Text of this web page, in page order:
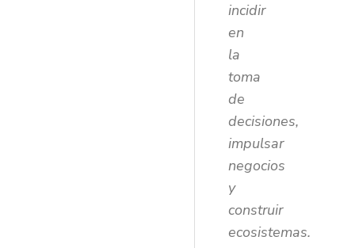
incidir
en
la
toma
de
decisiones,
impulsar
negocios
y
construir
ecosistemas.